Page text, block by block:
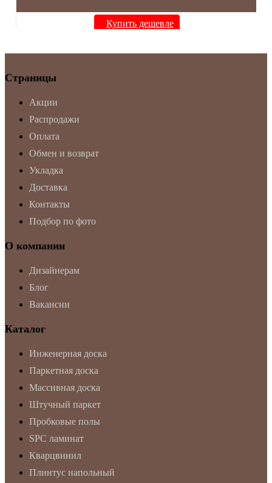
Купить дешевле
Страницы
Акции
Распродажи
Оплата
Обмен и возврат
Укладка
Доставка
Контакты
Подбор по фото
О компании
Дизайнерам
Блог
Вакансии
Каталог
Инженерная доска
Паркетная доска
Массивная доска
Штучный паркет
Пробковые полы
SPC ламинат
Кварцвинил
Плинтус напольный